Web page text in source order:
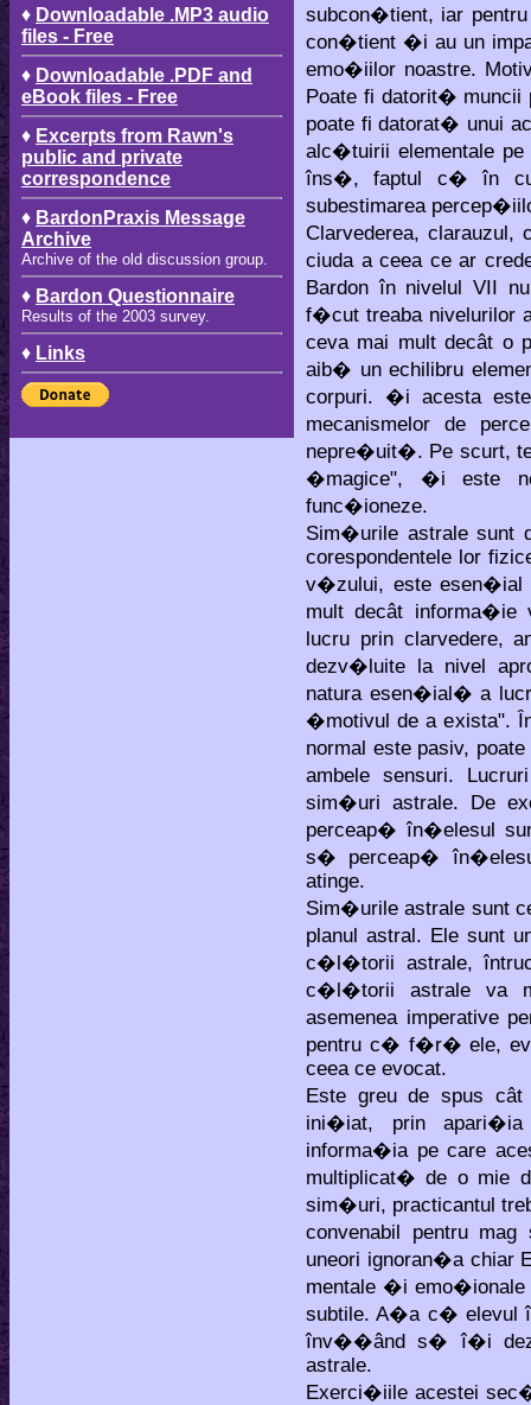
♦ Downloadable .MP3 audio
files - Free
♦ Downloadable .PDF and
eBook files - Free
♦ Excerpts from Rawn's
public and private
correspondence
♦ BardonPraxis Message
Archive
Archive of the old discussion group.
♦ Bardon Questionnaire
Results of the 2003 survey.
♦ Links
subcon�tient, iar
con�tient �i au un
emo�iilor noastre.
Poate fi datorit�
poate fi datorat� unui
alc�tuirii elementale
îns�, faptul c� în
subestimarea
Clarvederea,
ciuda a ceea ce ar
Bardon în nivelul VII
f�cut treaba nivelurilor
ceva mai mult decât o
aib� un echilibru
corpuri. �i acesta
mecanismelor de
nepre�uit�. Pe scurt,
�magice", �i este
func�ioneze.
Sim�urile astrale sunt
corespondentele lor
v�zului, este
mult decât
lucru prin clarvedere,
dezv�luite la nivel
natura esen�ial� a
�motivul de a exista".
normal este pasiv,
ambele sensuri.
sim�uri astrale. De
perceap� în�elesul
s� perceap�
atinge.
Sim�urile astrale sunt
planul astral. Ele sunt
c�l�torii astrale,
c�l�torii astrale va
asemenea imperative
pentru c� f�r� ele,
ceea ce evocat.
Este greu de spus
ini�iat, prin
informa�ia pe care
multiplicat� de o mie
sim�uri, practicantul
convenabil pentru
uneori ignoran�a chiar
mentale �i
subtile. A�a c� elevul
înv��ând s� î�i
astrale.
Exerci�iile acestei